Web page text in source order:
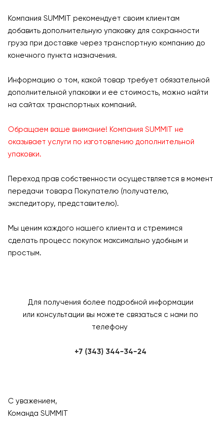
Компания SUMMIT рекомендует своим клиентам
добавить дополнительную упаковку для сохранности
груза при доставке через транспортную компанию до
конечного пункта назначения.
Информацию о том, какой товар требует обязательной
дополнительной упаковки и ее стоимость, можно найти
на сайтах транспортных компаний.
Обращаем ваше внимание! Компания SUMMIT не
оказывает услуги по изготовлению дополнительной
упаковки.
Переход прав собственности осуществляется в момент
передачи товара Покупателю (получателю,
экспедитору, представителю).
Мы ценим каждого нашего клиента и стремимся
сделать процесс покупок максимально удобным и
простым.
Для получения более подробной информации
или консультации вы можете связаться с нами по
телефону
+7 (343) 344-34-24
С уважением,
Команда SUMMIT